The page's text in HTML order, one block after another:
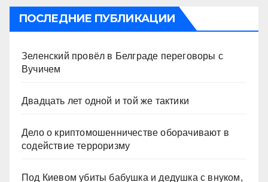
ПОСЛЕДНИЕ ПУБЛИКАЦИИ
Зеленский провёл в Белграде переговоры с
Вучичем
Двадцать лет одной и той же тактики
Дело о криптомошенничестве оборачивают в
содействие терроризму
Под Киевом убиты бабушка и дедушка с внуком,